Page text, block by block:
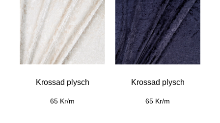
Krossad plysch
65 Kr/m
Krossad plysch
65 Kr/m